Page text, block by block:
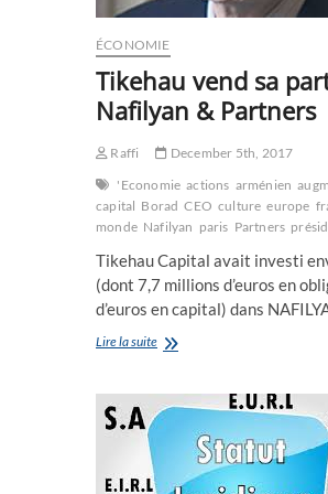
ÉCONOMIE
Tikehau vend sa
Nafilyan & Partners
Raffi
December 5th, 2017
'Economie actions arménien
capital Borad CEO culture europe
monde Nafilyan paris Partners
Tikehau Capital avait investi
(dont 7,7 millions d’euros en
d’euros en capital) dans
Lire la suiteTikehau
participation
dans
Nafilyan
Partners